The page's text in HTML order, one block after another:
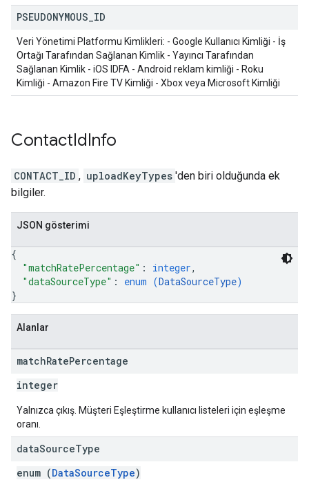
PSEUDONYMOUS ID
Veri Yönetimi Platformu Kimlikleri: - Google Kullanıcı Kimliği - İş
Ortağı Tarafından Sağlanan Kimlik - Yayıncı Tarafından
Sağlanan Kimlik - iOS IDFA - Android reklam kimliği - Roku
Kimliği - Amazon Fire TV Kimliği - Xbox veya Microsoft Kimliği
ContactIdInfo
CONTACT_ID , uploadKeyTypes 'den biri olduğunda ek
bilgiler.
JSON gösterimi
{
"matchRatePercentage" : integer,
"dataSourceType" : enum (DataSourceType)
}
Alanlar
matchRatePercentage
integer
Yalnızca çıkış. Müşteri Eşleştirme kullanıcı listeleri için eşleşme
oranı.
dataSourceType
enum (DataSourceType)